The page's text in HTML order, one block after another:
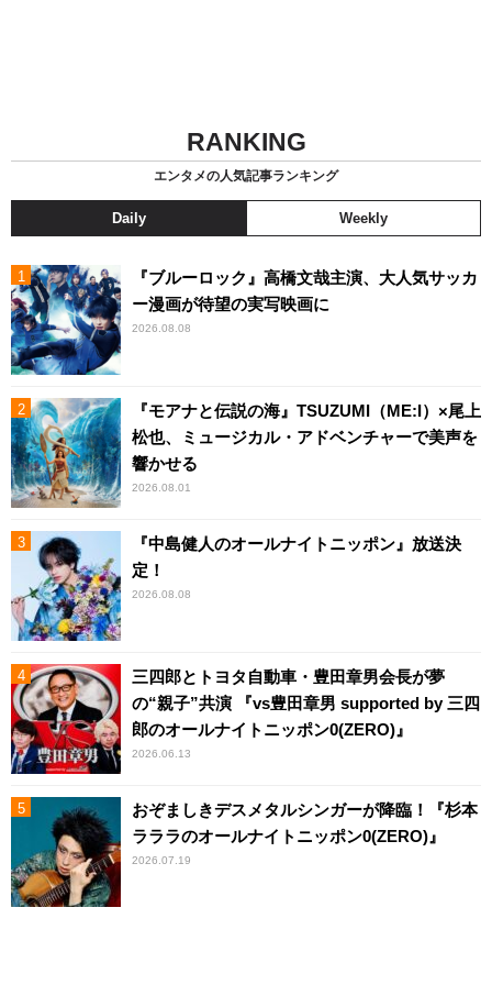
RANKING
エンタメの人気記事ランキング
Daily Weekly
『ブルーロック』高橋文哉主演、大人気サッカ
ー漫画が待望の実写映画に
2026.08.08
『モアナと伝説の海』TSUZUMI（ME:I）×尾上
松也、ミュージカル・アドベンチャーで美声を
響かせる
2026.08.01
『中島健人のオールナイトニッポン』放送決
定！
2026.08.08
三四郎とトヨタ自動車・豊田章男会長が夢
の“親子”共演 『vs豊田章男 supported by 三四
郎のオールナイトニッポン0(ZERO)』
2026.06.13
おぞましきデスメタルシンガーが降臨！『杉本
ラララのオールナイトニッポン0(ZERO)』
2026.07.19